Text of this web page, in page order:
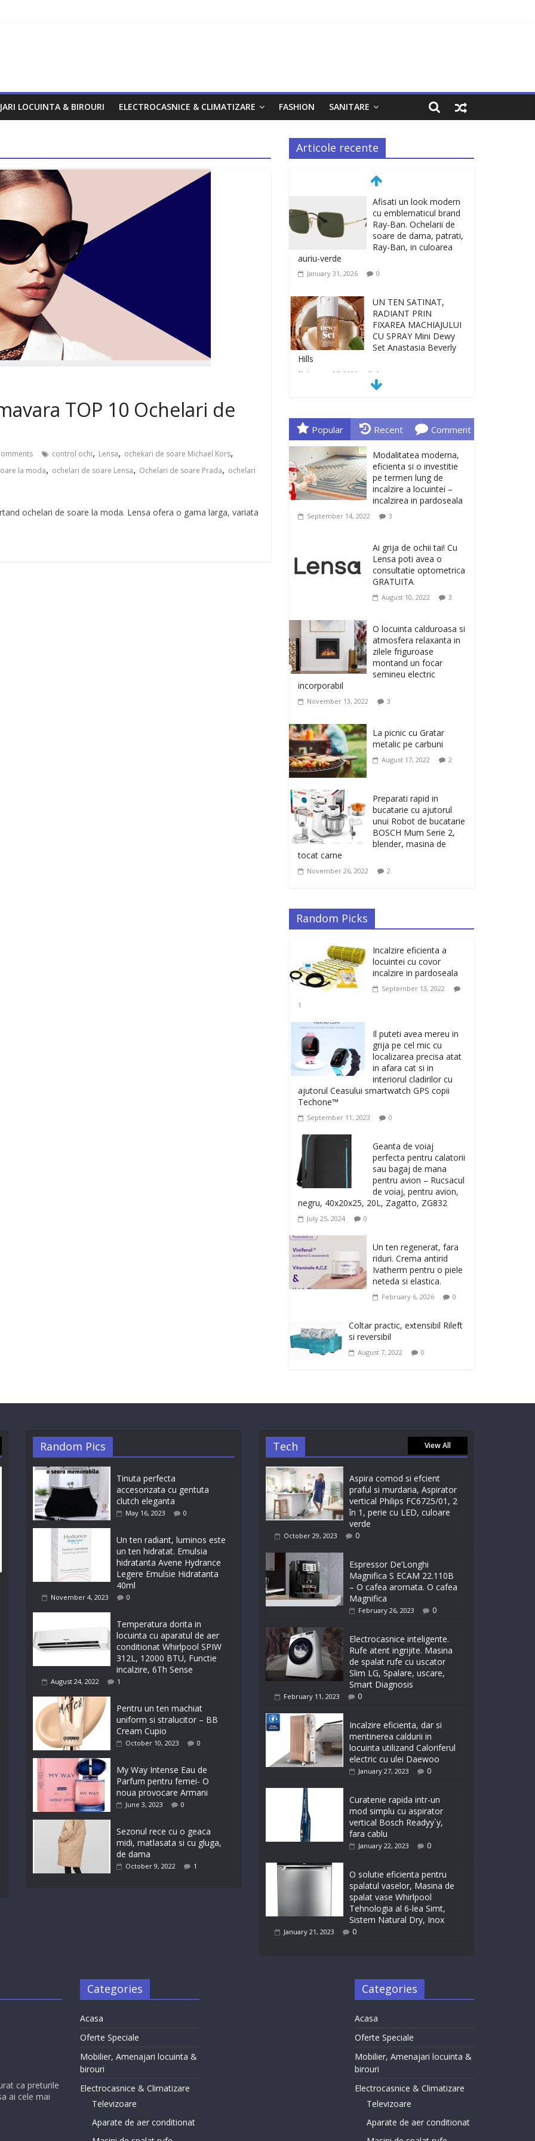
LOCUINTA & BIROURI ELECTROCASNICE & CLIMATIZARE FASHION SANITARE
TOP 10 Ochelari de
control ochi, Lensa, ochekari de soare Michael Kors,
la moda, ochelari de soare Lensa, Ochelari de soare Prada, ochelari
ochelari de soare la moda. Lensa ofera o gama larga, variata
Articole recente
Afisati un look modern
cu emblematicul brand
Ray-Ban. Ochelarii de
soare de dama, patrati,
Ray-Ban, in culoarea
auriu-verde
January 31, 2026 0
UN TEN SATINAT,
RADIANT PRIN
FIXAREA MACHIAJULUI
CU SPRAY Mini Dewy
Set Anastasia Beverly
Hills
January 27, 2026 0
DE CURATARE CeraVe
CU CERAMIDE SI
January 23, 2026 0
Sa gasesti cadoul
potrivit este de multe
ori o provocare. Idei
la Giftspot.ro, magazinul de cadouri
originale. O alegere buna, Oglinda de baie
cu mărire și iluminare LED
0
musculatura pentru un
corp sanatos si
armonios dezvoltat, cu
Flexor Fitness-dispozitiv
pentru tonifiere muschi
February 10, 2026
Ivatherm pentru o piele
neteda si elastica.
February 6, 2026
Popular Recent Comment
Modalitatea moderna,
eficienta si o investitie
pe termen lung de
incalzire a locuintei –
incalzirea in pardoseala
September 14, 2022 3
Ai grija de ochii tai! Cu
Lensa poti avea o
consultatie optometrica
GRATUITA
August 10, 2022 3
O locuinta calduroasa si
atmosfera relaxanta in
zilele friguroase
montand un focar
semineu electric
incorporabil
November 13, 2022 3
La picnic cu Gratar
metalic pe carbuni
August 17, 2022 2
Preparati rapid in
bucatarie cu ajutorul
unui Robot de bucatarie
BOSCH Mum Serie 2,
blender, masina de
tocat carne
November 26, 2022 2
Random Picks
Incalzire eficienta a
locuintei cu covor
incalzire in pardoseala
September 13, 2022
1
Il puteti avea mereu in
grija pe cel mic cu
localizarea precisa atat
in afara cat si in
interiorul cladirilor cu
ajutorul Ceasului smartwatch GPS copii
Techone™
September 11, 2023 0
Geanta de voiaj
perfecta pentru calatorii
sau bagaj de mana
pentru avion – Rucsacul
de voiaj, pentru avion,
negru, 40x20x25, 20L, Zagatto, ZG832
July 25, 2024 0
Un ten regenerat, fara
riduri. Crema antirid
Ivatherm pentru o piele
neteda si elastica.
February 6, 2026 0
Coltar practic, extensibil Rileft
si reversibil
August 7, 2022 0
Random Pics
Tinuta perfecta
accesorizata cu gentuta
clutch eleganta
May 16, 2023 0
Un ten radiant, luminos este
un ten hidratat. Emulsia
hidratanta Avene Hydrance
Legere Emulsie Hidratanta
40ml
November 4, 2023 0
Temperatura dorita in
locuinta cu aparatul de aer
conditionat Whirlpool SPIW
312L, 12000 BTU, Functie
incalzire, 6Th Sense
August 24, 2022 1
Pentru un ten machiat
uniform si stralucitor – BB
Cream Cupio
October 10, 2023 0
My Way Intense Eau de
Parfum pentru femei- O
noua provocare Armani
June 3, 2023 0
Sezonul rece cu o geaca
midi, matlasata si cu gluga,
de dama
October 9, 2022 1
Tech View All
Aspira comod si efcient
praful si murdaria, Aspirator
vertical Philips FC6725/01, 2
în 1, perie cu LED, culoare
verde
October 29, 2023 0
Espressor De’Longhi
Magnifica S ECAM 22.110B
– O cafea aromata. O cafea
Magnifica
February 26, 2023 0
Electrocasnice inteligente.
Rufe atent ingrijite. Masina
de spalat rufe cu uscator
Slim LG, Spalare, uscare,
Smart Diagnosis
February 11, 2023 0
Incalzire eficienta, dar si
mentinerea caldurii in
locuinta utilizand Caloriferul
electric cu ulei Daewoo
January 27, 2023 0
Curatenie rapida intr-un
mod simplu cu aspirator
vertical Bosch Readyy`y,
fara cablu
January 22, 2023 0
O solutie eficienta pentru
spalatul vaselor, Masina de
spalat vase Whirlpool
Tehnologia al 6-lea Simt,
Sistem Natural Dry, Inox
January 21, 2023 0
ca preturile
ai cele mai
Categories
Acasa
Oferte Speciale
Mobilier, Amenajari locuinta &
birouri
Electrocasnice & Climatizare
Televizoare
Aparate de aer conditionat
Categories
Acasa
Oferte Speciale
Mobilier, Amenajari locuinta &
birouri
Electrocasnice & Climatizare
Televizoare
Aparate de aer conditionat